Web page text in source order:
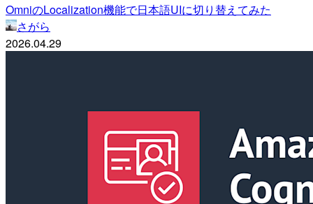
OmniのLocalization機能で日本語UIに切り替えてみた
さがら
2026.04.29